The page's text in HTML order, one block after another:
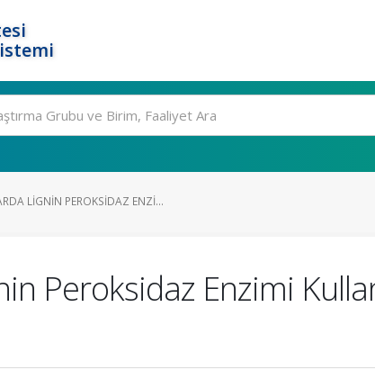
LIGNIN PEROKSIDAZ ENZI...
Peroksidaz Enzimi